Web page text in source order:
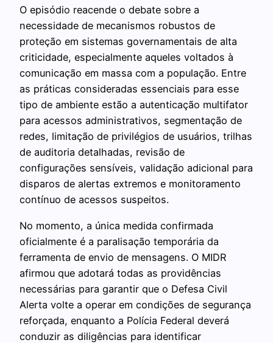
O episódio reacende o debate sobre a
necessidade de mecanismos robustos de
proteção em sistemas governamentais de alta
criticidade, especialmente aqueles voltados à
comunicação em massa com a população. Entre
as práticas consideradas essenciais para esse
tipo de ambiente estão a autenticação multifator
para acessos administrativos, segmentação de
redes, limitação de privilégios de usuários, trilhas
de auditoria detalhadas, revisão de
configurações sensíveis, validação adicional para
disparos de alertas extremos e monitoramento
contínuo de acessos suspeitos.
No momento, a única medida confirmada
oficialmente é a paralisação temporária da
ferramenta de envio de mensagens. O MIDR
afirmou que adotará todas as providências
necessárias para garantir que o Defesa Civil
Alerta volte a operar em condições de segurança
reforçada, enquanto a Polícia Federal deverá
conduzir as diligências para identificar